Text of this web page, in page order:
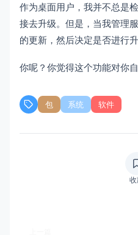
作为桌面用户，我并不总是
接去升级。但是，当我管理
的更新，然后决定是否进行升
你呢？你觉得这个功能对你
包 系统 软件